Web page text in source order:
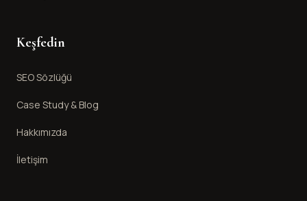
Keşfedin
SEO Sözlüğü
Case Study & Blog
Hakkımızda
İletişim